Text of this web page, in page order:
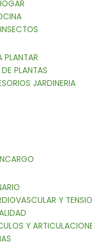
PLANTAR
PLANTAS
JARDINERIA
Y
Y